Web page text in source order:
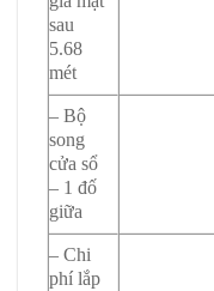
sau
5.68
mét
– Bộ
song
cửa sổ
– 1 đố
giữa
– Chi
phí lắp